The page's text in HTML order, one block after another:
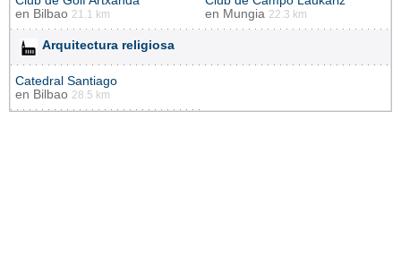
en Bilbao 21.1 km
en Mungia 22.3 km
Arquitectura religiosa
Catedral Santiago
en Bilbao 28.5 km